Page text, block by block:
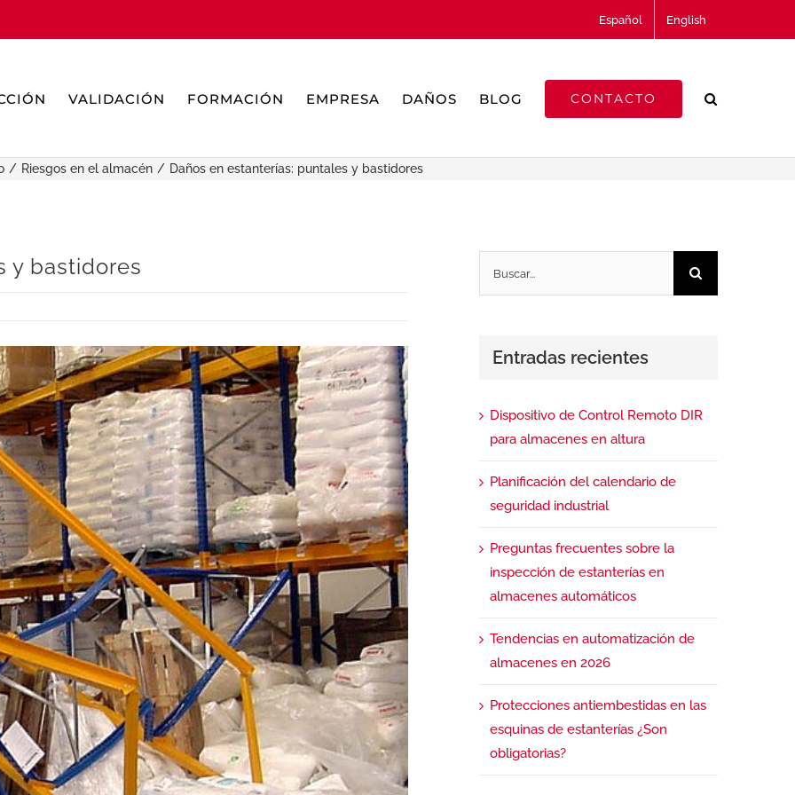
Español English
VALIDACIÓN FORMACIÓN EMPRESA DAÑOS BLOG CONTACTO
Riesgos en el almacén Daños en estanterías: puntales y bastidores
y bastidores
Entradas recientes
Dispositivo de Control Remoto DIR
para almacenes en altura
Planificación del calendario de
seguridad industrial
Preguntas frecuentes sobre la
inspección de estanterías en
almacenes automáticos
Tendencias en automatización de
almacenes en 2026
Protecciones antiembestidas en las
esquinas de estanterías ¿Son
obligatorias?